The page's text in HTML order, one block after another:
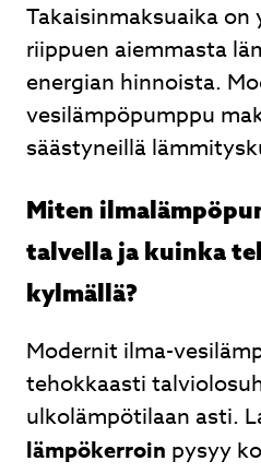
Takaisinmaksuaika on
riippuen aiemmasta
energian hinnoista.
vesilämpöpumppu
säästyneillä
Miten
talvella ja kuinka
kylmällä?
Modernit ilma-
tehokkaasti
ulkolämpötilaan asti.
lämpökerroin pysyy